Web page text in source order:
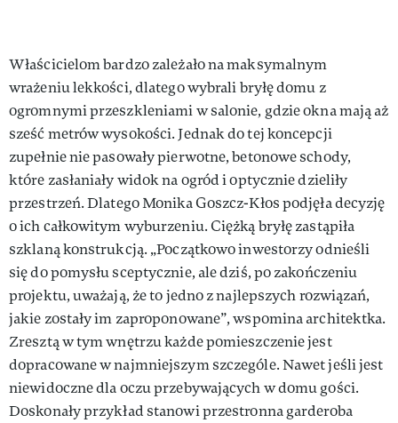
Właścicielom bardzo zależało na maksymalnym
wrażeniu lekkości, dlatego wybrali bryłę domu z
ogromnymi przeszkleniami w salonie, gdzie okna mają aż
sześć metrów wysokości. Jednak do tej koncepcji
zupełnie nie pasowały pierwotne, betonowe schody,
które zasłaniały widok na ogród i optycznie dzieliły
przestrzeń. Dlatego Monika Goszcz-Kłos podjęła decyzję
o ich całkowitym wyburzeniu. Ciężką bryłę zastąpiła
szklaną konstrukcją. „Początkowo inwestorzy odnieśli
się do pomysłu sceptycznie, ale dziś, po zakończeniu
projektu, uważają, że to jedno z najlepszych rozwiązań,
jakie zostały im zaproponowane”, wspomina architektka.
Zresztą w tym wnętrzu każde pomieszczenie jest
dopracowane w najmniejszym szczególe. Nawet jeśli jest
niewidoczne dla oczu przebywających w domu gości.
Doskonały przykład stanowi przestronna garderoba